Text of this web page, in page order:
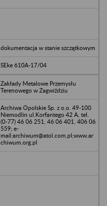
dokumentacja w stanie szczątkowym
SEke 610A-17/04
Zakłady Metalowe Przemysłu
Terenowego w Zagwiździu
Archiwa Opolskie Sp. z o.o. 49-100
Niemodlin ul.Korfantego 42 A, tel.
(0-77) 46 06 251, 46 06 401, 406 06
559; e-
mail:archiwum@atol.com.pl;www.ar
chiwum.org.pl